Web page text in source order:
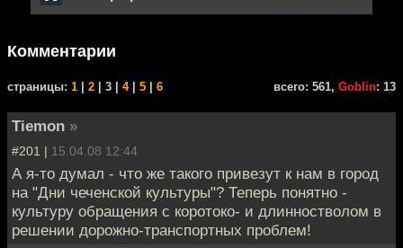
Комментарии
cтраницы: 1 2 | 3 | 4| 5 6 всего: 561, Goblin: 13
Tiemon »
#201 | 15.04.08 12:44
А я-то думал - что же такого привезут к нам в город
на "Дни чеченской культуры"? Теперь понятно -
культуру обращения с коротоко- и длинностволом в
решении дорожно-транспортных проблем!